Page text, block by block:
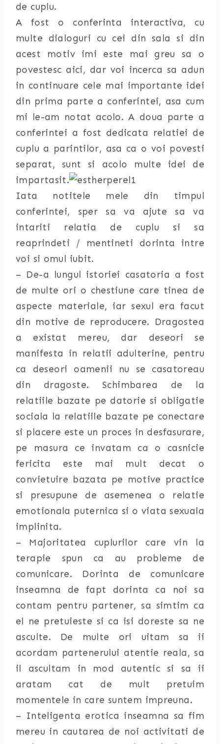
de cuplu.
A fost o conferinta interactiva, cu
multe dialoguri cu cei din sala si din
acest motiv imi este mai greu sa o
povestesc aici, dar voi incerca sa adun
in continuare cele mai importante idei
din prima parte a conferintei, asa cum
mi le-am notat acolo. A doua parte a
conferintei a fost dedicata relatiei de
cuplu a parintilor, asa ca o voi povesti
separat, sunt si acolo multe idei de
impartasit.
Iata notitele mele din timpul
conferintei, sper sa va ajute sa va
intariti relatia de cuplu si sa
reaprindeti / mentineti dorinta intre
voi si omul iubit.
– De-a lungul istoriei casatoria a fost
de multe ori o chestiune care tinea de
aspecte materiale, iar sexul era facut
din motive de reproducere. Dragostea
a existat mereu, dar deseori se
manifesta in relatii adulterine, pentru
ca deseori oamenii nu se casatoreau
din dragoste. Schimbarea de la
relatiile bazate pe datorie si obligatie
sociala la relatiile bazate pe conectare
si placere este un proces in desfasurare,
pe masura ce invatam ca o casnicie
fericita este mai mult decat o
convietuire bazata pe motive practice
si presupune de asemenea o relatie
emotionala puternica si o viata sexuala
implinita.
– Majoritatea cuplurilor care vin la
terapie spun ca au probleme de
comunicare. Dorinta de comunicare
inseamna de fapt dorinta ca noi sa
contam pentru partener, sa simtim ca
el ne pretuieste si ca isi doreste sa ne
asculte. De multe ori uitam sa ii
acordam partenerului atentie reala, sa
il ascultam in mod autentic si sa ii
aratam cat de mult pretuim
momentele in care suntem impreuna.
– Inteligenta erotica inseamna sa fim
mereu in cautarea de noi activitati de